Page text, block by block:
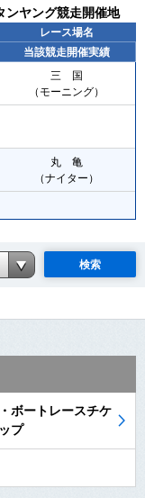
ンヤング競走開催地
レース場名
当該競走開催実績
三 国
（モーニング）
丸 亀
（ナイター）
検索
ボートレースチケ
プ